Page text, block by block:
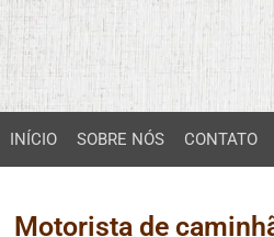
INÍCIO SOBRE NÓS CONTATO
Motorista de